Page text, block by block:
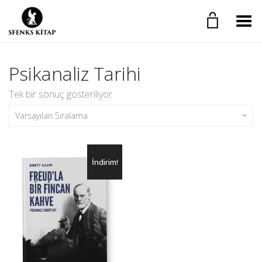
Toggle Menu
Psikanaliz Tarihi
Tek bir sonuç gösteriliyor
Varsayılan Sıralama
İndirim!